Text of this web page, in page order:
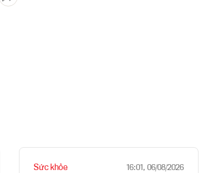
Sức khỏe 16:01, 06/08/2026